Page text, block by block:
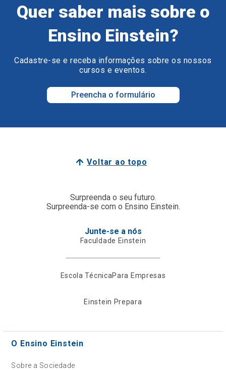
Quer saber mais sobre o
Ensino Einstein?
Cadastre-se e receba informações sobre os nossos
cursos e eventos.
Preencha o formulário
Voltar ao topo
Surpreenda o seu futuro.
Surpreenda-se com o Ensino Einstein.
Junte-se a nós
Faculdade Einstein
Escola TécnicaPara Empresas
Einstein Prepara
O Ensino Einstein
Sobre a Sociedade